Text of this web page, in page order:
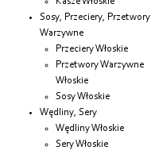
Sosy, Przeciery, Przetwory
Warzywne
Przeciery Włoskie
Przetwory Warzywne
Włoskie
Sosy Włoskie
Wędliny, Sery
Wędliny Włoskie
Sery Włoskie